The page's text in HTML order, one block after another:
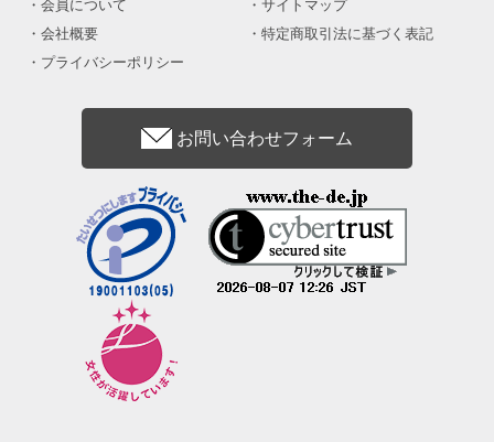
会員について
サイトマップ
会社概要
特定商取引法に基づく表記
プライバシーポリシー
お問い合わせフォーム